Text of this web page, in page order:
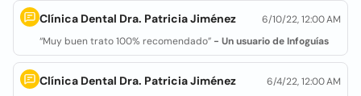
Clínica Dental Dra. Patricia Jiménez
6/10/22, 12:00 AM
“Muy buen trato 100% recomendado” - Un usuario de Infoguías
Clínica Dental Dra. Patricia Jiménez
6/4/22, 12:00 AM